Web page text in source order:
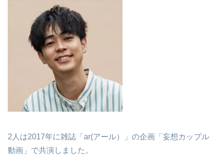
2人は2017年に雑誌「ar(アール）」の企画「妄想カップル
動画」で共演しました。